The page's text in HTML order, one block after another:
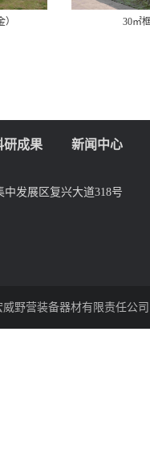
30㎡
研成果 新闻中心
发展区复兴大道318号
野营装备器材有限责任公司